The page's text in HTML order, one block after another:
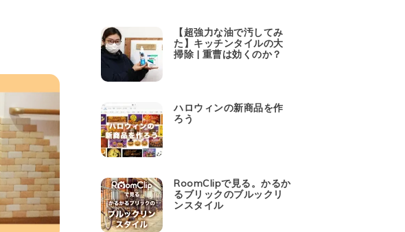
【超強力な油で汚してみ
た】キッチンタイルの大
掃除 | 重曹は効くのか？
ハロウィンの新商品を作
ろう
RoomClipで見る。かるか
るブリックのブルックリ
ンスタイル